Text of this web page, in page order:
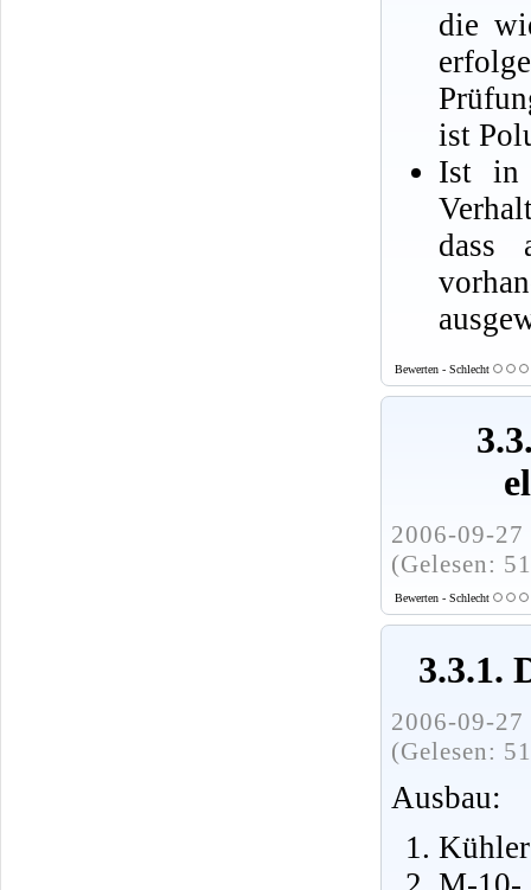
die
ist
Ist in
dass
Bewerten - Schlecht
2006-09-
(Gelesen:
Bewerten - Schlecht
3.3.1.
2006-09-
(Gelesen:
Ausbau: